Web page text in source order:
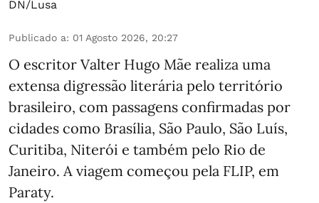
DN/Lusa
Publicado a: 01 Agosto 2026, 20:27
O escritor Valter Hugo Mãe realiza uma
extensa digressão literária pelo território
brasileiro, com passagens confirmadas por
cidades como Brasília, São Paulo, São Luís,
Curitiba, Niterói e também pelo Rio de
Janeiro. A viagem começou pela FLIP, em
Paraty.